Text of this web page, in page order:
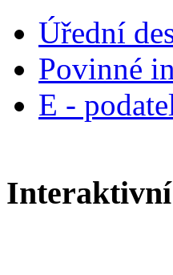
Úřední
Povinné
E -